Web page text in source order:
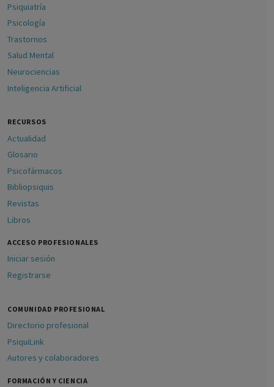
Psiquiatría
Psicología
Trastornos
Salud Mental
Neurociencias
Inteligencia Artificial
RECURSOS
Actualidad
Glosario
Psicofármacos
Bibliopsiquis
Revistas
Libros
ACCESO PROFESIONALES
Iniciar sesión
Registrarse
COMUNIDAD PROFESIONAL
Directorio profesional
PsiquiLink
Autores y colaboradores
FORMACIÓN Y CIENCIA